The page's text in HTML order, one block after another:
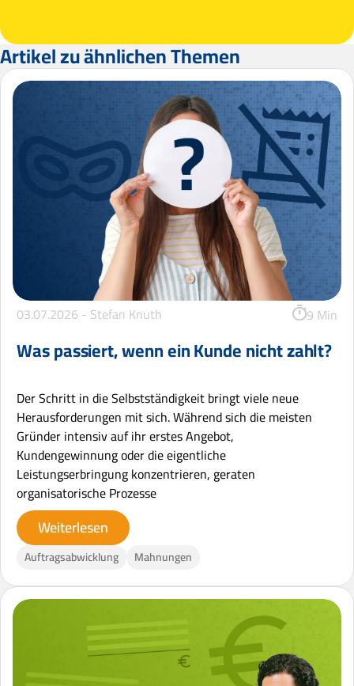
Artikel zu ähnlichen Themen
03.07.2026 - Stefan Knuth 9 Min
Was passiert, wenn ein Kunde nicht zahlt?
Der Schritt in die Selbstständigkeit bringt viele neue
Herausforderungen mit sich. Während sich die meisten
Gründer intensiv auf ihr erstes Angebot,
Kundengewinnung oder die eigentliche
Leistungserbringung konzentrieren, geraten
organisatorische Prozesse
Weiterlesen
Auftragsabwicklung Mahnungen